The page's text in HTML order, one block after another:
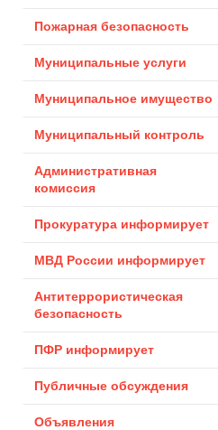
Пожарная безопасность
Муниципальные услуги
Муниципальное имущество
Муниципальный контроль
Административная
комиссия
Прокуратура информирует
МВД России информирует
Антитеррористическая
безопасность
ПФР информирует
Публичные обсуждения
Объявления